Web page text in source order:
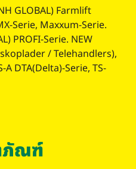
GLOBAL) Farmlift
Serie, Maxxum-Serie.
PROFI-Serie. NEW
/ Telehandlers),
A DTA(Delta)-Serie, TS-
ภัณฑ์